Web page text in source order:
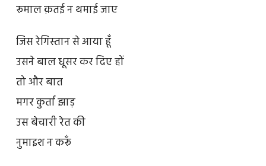
रूमाल क़तई न थमाई जाए
जिस रेगिस्तान से आया हूँ
उसने बाल धूसर कर दिए हों
तो और बात
मगर कुर्ता झाड़
उस बेचारी रेत की
नुमाइश न करूँ